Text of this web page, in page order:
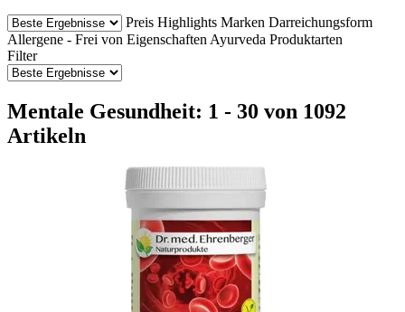
Preis Highlights Marken Darreichungsform
Allergene - Frei von Eigenschaften Ayurveda Produktarten
Filter
Mentale Gesundheit: 1 - 30 von 1092
Artikeln